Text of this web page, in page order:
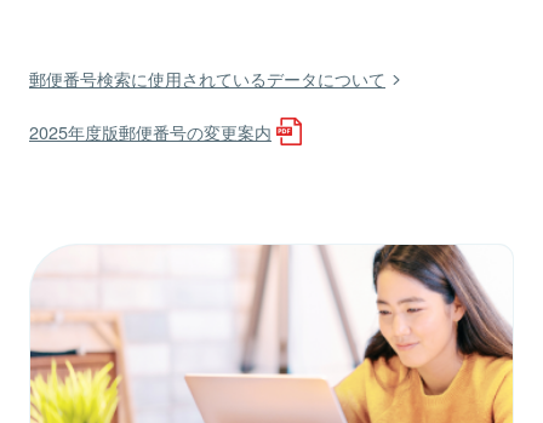
郵便番号検索に使用されているデータについて
2025年度版郵便番号の変更案内